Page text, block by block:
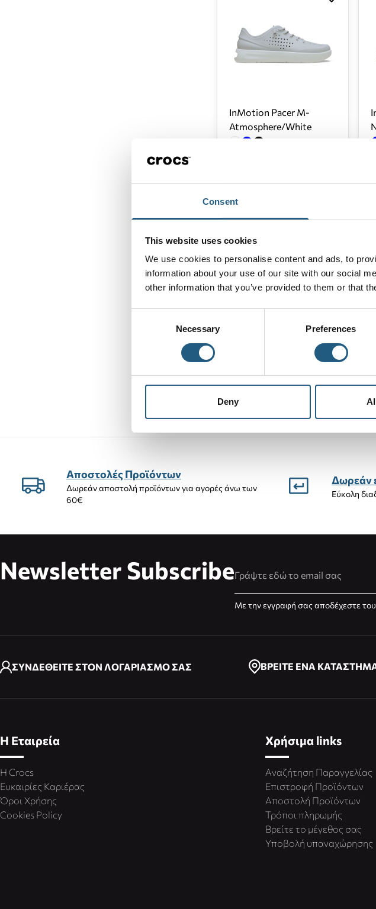
Consent
This website uses cookies
We use cookies to personalise content and ads, to
information about your use of our site with our social
other information that you’ve provided to them or that
Necessary Preferences
Deny
InMotion Pacer M-
Atmosphere/White
54,00 €
45,90 € (15%)
Αποστολές Προϊόντων
Δωρεάν αποστολή προϊόντων για αγορές άνω των
60€
Δωρεάν
Εύκολη
Newsletter Subscribe
Με την εγγραφή σας αποδέχεστε
ΣΥΝΔΕΘΕΙΤΕ ΣΤΟΝ ΛΟΓΑΡΙΑΣΜΟ ΣΑΣ ΒΡΕΙΤΕ ΕΝΑ
Η Εταιρεία
Η Crocs
Ευκαιρίες Καριέρας
Όροι Χρήσης
Cookies Policy
Χρήσιμα links
Αναζήτηση Παραγγελίας
Επιστροφή Προϊόντων
Αποστολή Προϊόντων
Τρόποι πληρωμής
Βρείτε το μέγεθος σας
Υποβολή υπαναχώρησης